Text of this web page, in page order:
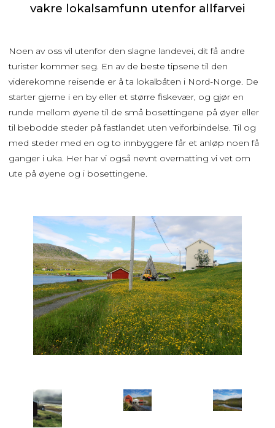
vakre lokalsamfunn utenfor allfarvei
Noen av oss vil utenfor den slagne landevei, dit få andre
turister kommer seg. En av de beste tipsene til den
viderekomne reisende er å ta lokalbåten i Nord-Norge. De
starter gjerne i en by eller et større fiskevær, og gjør en
runde mellom øyene til de små bosettingene på øyer eller
til bebodde steder på fastlandet uten veiforbindelse. Til og
med steder med en og to innbyggere får et anløp noen få
ganger i uka. Her har vi også nevnt overnatting vi vet om
ute på øyene og i bosettingene.